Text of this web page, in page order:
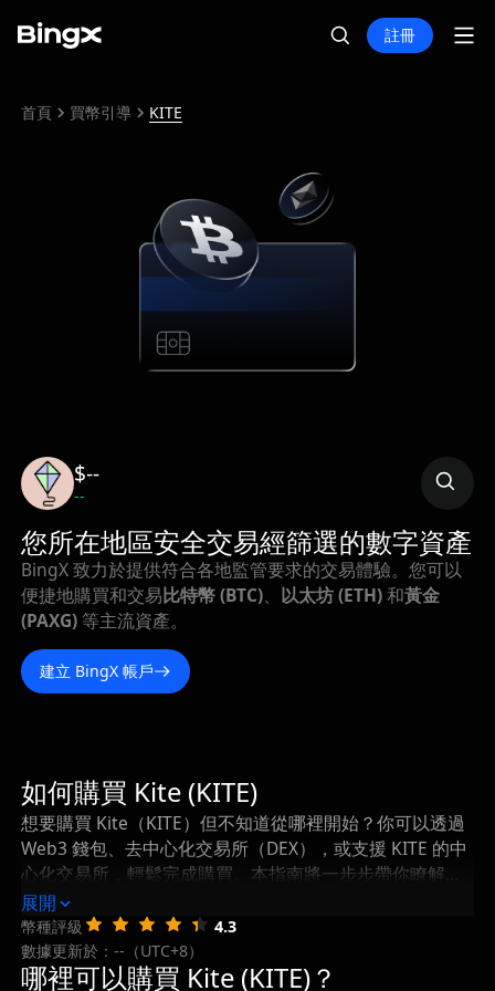
註冊
首頁 買幣引導 KITE
$--
--
您所在地區安全交易經篩選的數字資產
BingX 致力於提供符合各地監管要求的交易體驗。您可以
便捷地購買和交易比特幣 (BTC)、 以太坊 (ETH)和黃金
(PAXG) 等主流資產。
建立 BingX 帳戶
如何購買 Kite (KITE)
想要購買 Kite（KITE）但不知道從哪裡開始？你可以透過
Web3 錢包、去中心化交易所（DEX），或支援 KITE 的中
心化交易所，輕鬆完成購買。本指南將一步步帶你瞭解如
何購買 Kite，以及在購買後如何安全地儲存和管理你的
KITE。
展開
幣種評級
4.3
數據更新於：--（UTC+8）
哪裡可以購買 Kite (KITE)？